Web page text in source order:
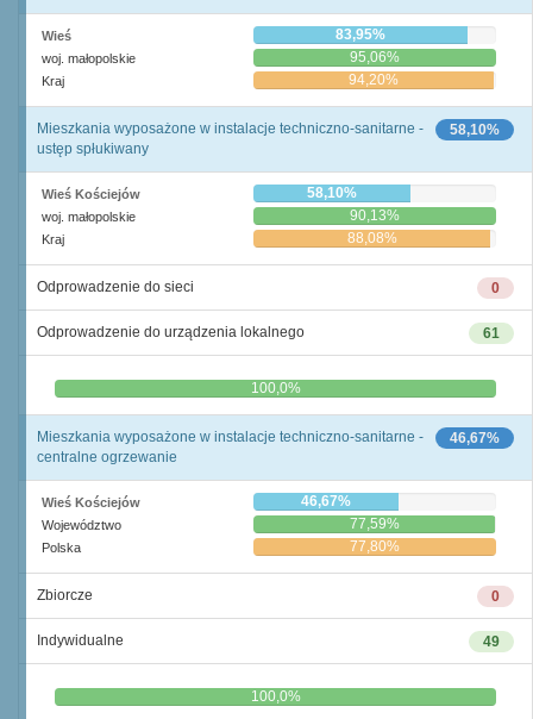
Wieś 83,95%
woj. małopolskie 95,06%
Kraj 94,20%
58,10%
Mieszkania wyposażone w instalacje techniczno-sanitarne -
ustęp spłukiwany
Wieś Kościejów 58,10%
woj. małopolskie 90,13%
Kraj 88,08%
0
Odprowadzenie do sieci
61
Odprowadzenie do urządzenia lokalnego
0,0% 100,0%
46,67%
Mieszkania wyposażone w instalacje techniczno-sanitarne -
centralne ogrzewanie
Wieś Kościejów 46,67%
Województwo 77,59%
Polska 77,80%
0
Zbiorcze
49
Indywidualne
0,0% 100,0%